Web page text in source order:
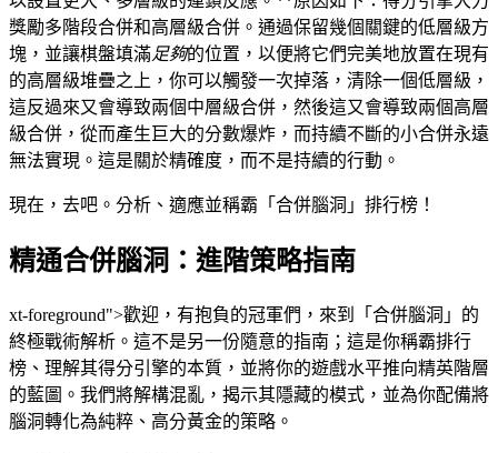
獎勵多階段合併和高層級合併。通過保留幾個關鍵的低層級方
塊，並讓棋盤填滿足夠的位置，以便將它們完美地放置在現有
的高層級堆疊之上，你可以觸發一次掉落，清除一個低層級，
這反過來又會導致兩個中層級合併，然後這又會導致兩個高層
級合併，從而產生巨大的分數爆炸，而持續不斷的小合併永遠
無法實現。這是關於精確度，而不是持續的行動。
現在，去吧。分析、適應並稱霸「合併腦洞」排行榜！
精通合併腦洞：進階策略指南
xt-foreground">歡迎，有抱負的冠軍們，來到「合併腦洞」的
終極戰術解析。這不是另一份隨意的指南；這是你稱霸排行
榜、理解其得分引擎的本質，並將你的遊戲水平推向精英階層
的藍圖。我們將解構混亂，揭示其隱藏的模式，並為你配備將
腦洞轉化為純粹、高分黃金的策略。